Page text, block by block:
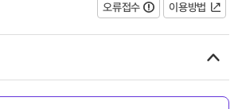
오류접수
이용방법